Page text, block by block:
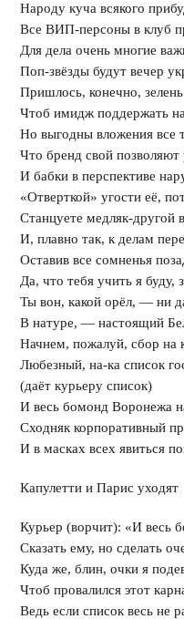
Народу куча всякого
Все ВИП-персоны в клуб
Для дела очень многие
Поп-звёзды будут вечер
Пришлось, конечно,
Чтоб имидж поддержать
Но выгодны вложения все
Что бренд свой позволяют
И бабки в перспективе
«Отверткой» угости её,
Станцуете медляк-другой
И, плавно так, к делам
Оставив все сомненья
Да, что тебя учить я буду,
Ты вон, какой орёл, — ни
В натуре, — настоящий
Начнем, пожалуй, сбор на
Любезный, на-ка список
(даёт курьеру список)
И весь бомонд Воронежа
Сходняк корпоративный
И в масках всех явиться
Капулетти и Парис уходят
Курьер (ворчит): «И весь
Сказать ему, но сделать
Куда же, блин, очки я
Чтоб провалился этот
Ведь если список весь не